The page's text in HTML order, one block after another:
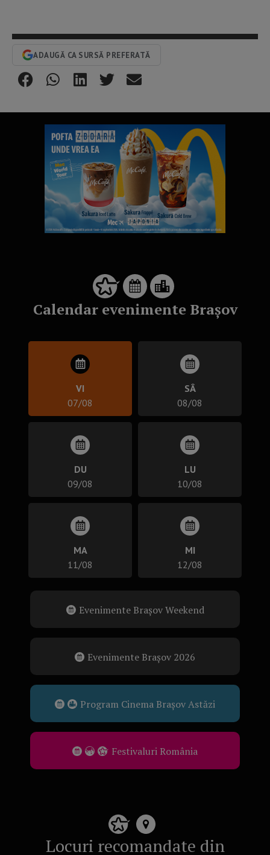
ADAUGĂ CA SURSĂ PREFERATĂ
Calendar evenimente Brașov
VI
07/08
SÂ
08/08
DU
09/08
LU
10/08
MA
11/08
MI
12/08
Evenimente Brașov Weekend
Evenimente Brașov 2026
Program Cinema Brașov Astăzi
Festivaluri România
Locuri recomandate din